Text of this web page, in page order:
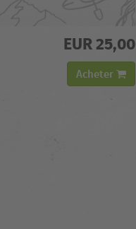
EUR 25,00
Acheter